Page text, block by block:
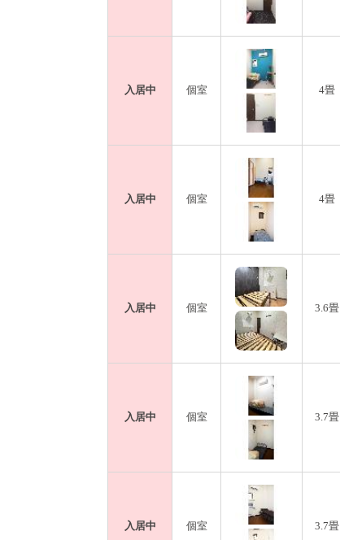
入居中 個室 4畳
入居中 個室 4畳
入居中 個室 3.6畳
入居中 個室 3.7畳
入居中 個室 3.7畳